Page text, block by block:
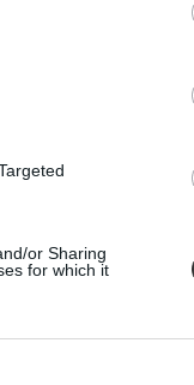
or Sharing
for which it